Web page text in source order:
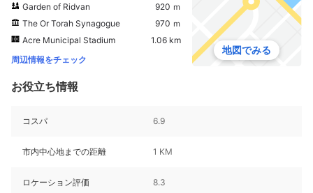
Garden of Ridvan
920 ｍ
The Or Torah Synagogue
970 ｍ
Acre Municipal Stadium
1.06 km
周辺情報をチェック
地図でみる
お役立ち情報
コスパ 6.9
市内中心地までの距離 1 KM
ロケーション評価 8.3